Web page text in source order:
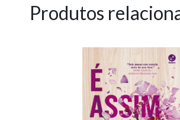
Produtos